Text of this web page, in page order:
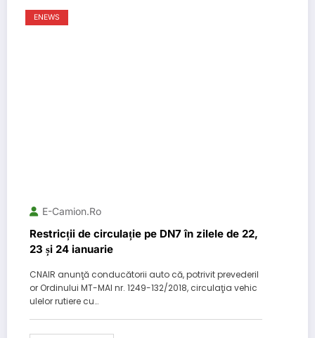
ENEWS
E-Camion.ro
Restricții de circulație pe DN7 în zilele de 22,
23 și 24 ianuarie
CNAIR anunţă conducătorii auto că, potrivit prevederil
or Ordinului MT-MAI nr. 1249-132/2018, circulaţia vehic
ulelor rutiere cu…